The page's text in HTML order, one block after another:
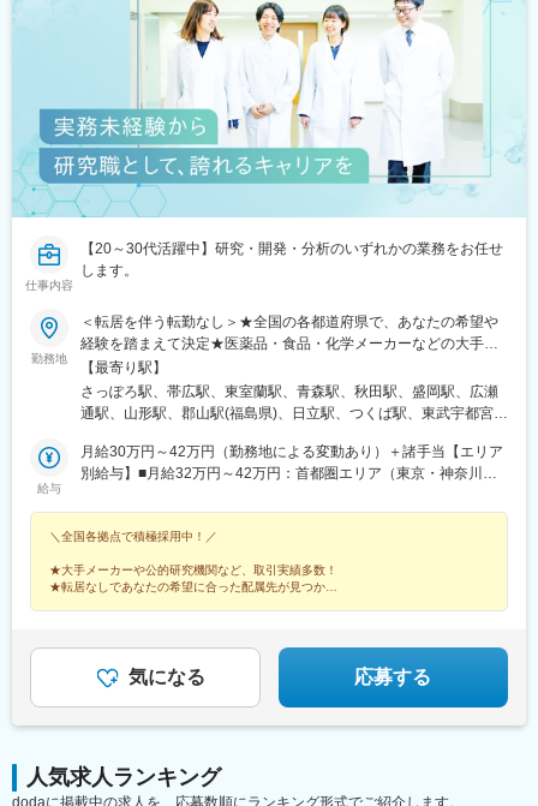
仕事内容
【20～30代活躍中】研究・開発・分析のいずれかの業務をお任せ
します。
勤務地
＜転居を伴う転勤なし＞★全国の各都道府県で、あなたの希望や
経験を踏まえて決定★医薬品・食品・化学メーカーなどの大手企
業・地元優良企業や、有名大学、公的研究機関のラボで、ご希望
とご経験を踏まえ、ご活躍いただきます。◆あなたのご希望の職
種、勤務地などをお伺いして配属先を選定します。◆現住所、も
先＞北海道・東北・首都圏・北関東・東海・北信越・関西・中
国・四国・九州の各都道府県※受動喫煙対策：屋内禁煙※自動車通
【最寄り駅】
さっぽろ駅、帯広駅、東室蘭駅、青森駅、秋田駅、盛岡駅、広瀬
通駅、山形駅、郡山駅(福島県)、日立駅、つくば駅、東武宇都宮
成千葉駅、五井駅、根津駅、立川北駅、大手町駅(東京都)、町田
駅、京急川崎駅、桜木町駅、平塚駅、新潟駅、春日山駅、松本
多半田駅、新川駅(愛知県)、名古屋駅、あすなろう四日市駅、彦根
駅、草津駅(滋賀県)、烏丸駅、近鉄奈良駅、茨木駅、千里中央駅
(大阪モノレール)、大阪駅、堺東駅、和歌山駅、三田駅(兵庫県)、
三宮・花時計前駅、西神中央駅、明石駅、加古川駅、姫路駅、播
駅、徳山駅、宇部新川駅、堀詰駅、徳島駅、片原町駅(香川県)、新
居浜駅、大街道駅、小倉駅(福岡県)、天神駅、大分駅、桜町駅(長
崎県)、熊本城・市役所前駅、宮崎駅、鹿児島中央駅前駅、県庁前
駅、新豊田駅、半田駅、札木駅、近鉄名古屋駅、近鉄四日市駅、
四条駅(京都市営)、奈良駅、千里中央駅(北大阪急行)、西梅田駅、
給与
月給30万円～42万円（勤務地による変動あり）＋諸手当【エリア
別給与】■月給32万円～42万円：首都圏エリア（東京・神奈川・
リア（大阪府・京都府・兵庫・奈良・滋賀・和歌山）■月給31万
円～41万円：北関東エリア（茨城・群馬・栃木）、北信越エリア
円：北海道・東北エリア（北海道・青森・秋田・岩手・宮城・山
本・大分・佐賀・宮崎・鹿児島・沖縄）※ご経験・能力などを考慮
の上、決定いたします。
＼全国各拠点で積極採用中！／
★大手メーカーや公的研究機関など、取引実績多数！
★転居なしであなたの希望に合った配属先が見つかる
気になる 応募する
人気求人ランキング
dodaに掲載中の求人を、応募数順にランキング形式でご紹介します。